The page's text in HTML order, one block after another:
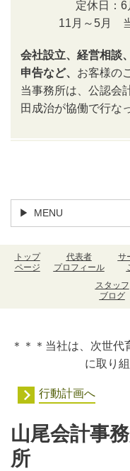
定休日：
11月～5月
会社設立、経営相談
申告など、 お客様の
当事務所は、公認会
田成治が協働で行な
MENU
トップ
ページ
代表者
プロフィール
サ
スタッフ
ブログ
＊＊＊当社は、次世
に取り
行動計画へ
山尾会計事
所